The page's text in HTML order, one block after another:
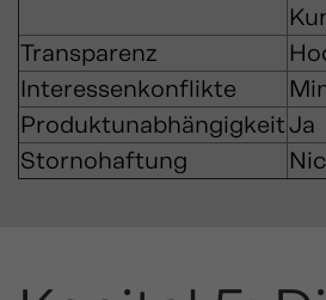
Transparenz
Interessenkonflikte
ProduktunabhängigkeitJa
Stornohaftung